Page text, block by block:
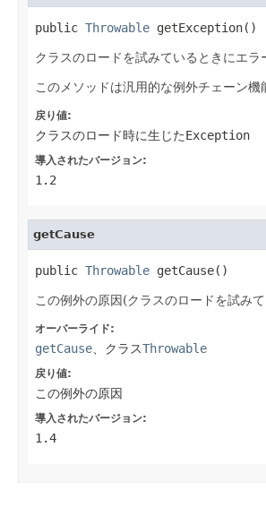
public Throwable getException()
クラスのロードを試みているときにエラ
このメソッドは汎用的な例外チェーン機
戻り値:
クラスのロード時に生じたException
導入されたバージョン:
1.2
getCause
public Throwable getCause()
この例外の原因(クラスのロードを試み
オーバーライド:
getCause 、クラスThrowable
戻り値:
この例外の原因
導入されたバージョン:
1.4